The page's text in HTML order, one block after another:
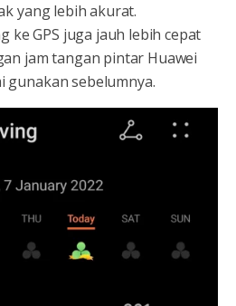
yang lebih akurat.
ke GPS juga jauh lebih cepat
jam tangan pintar Huawei
gunakan sebelumnya.